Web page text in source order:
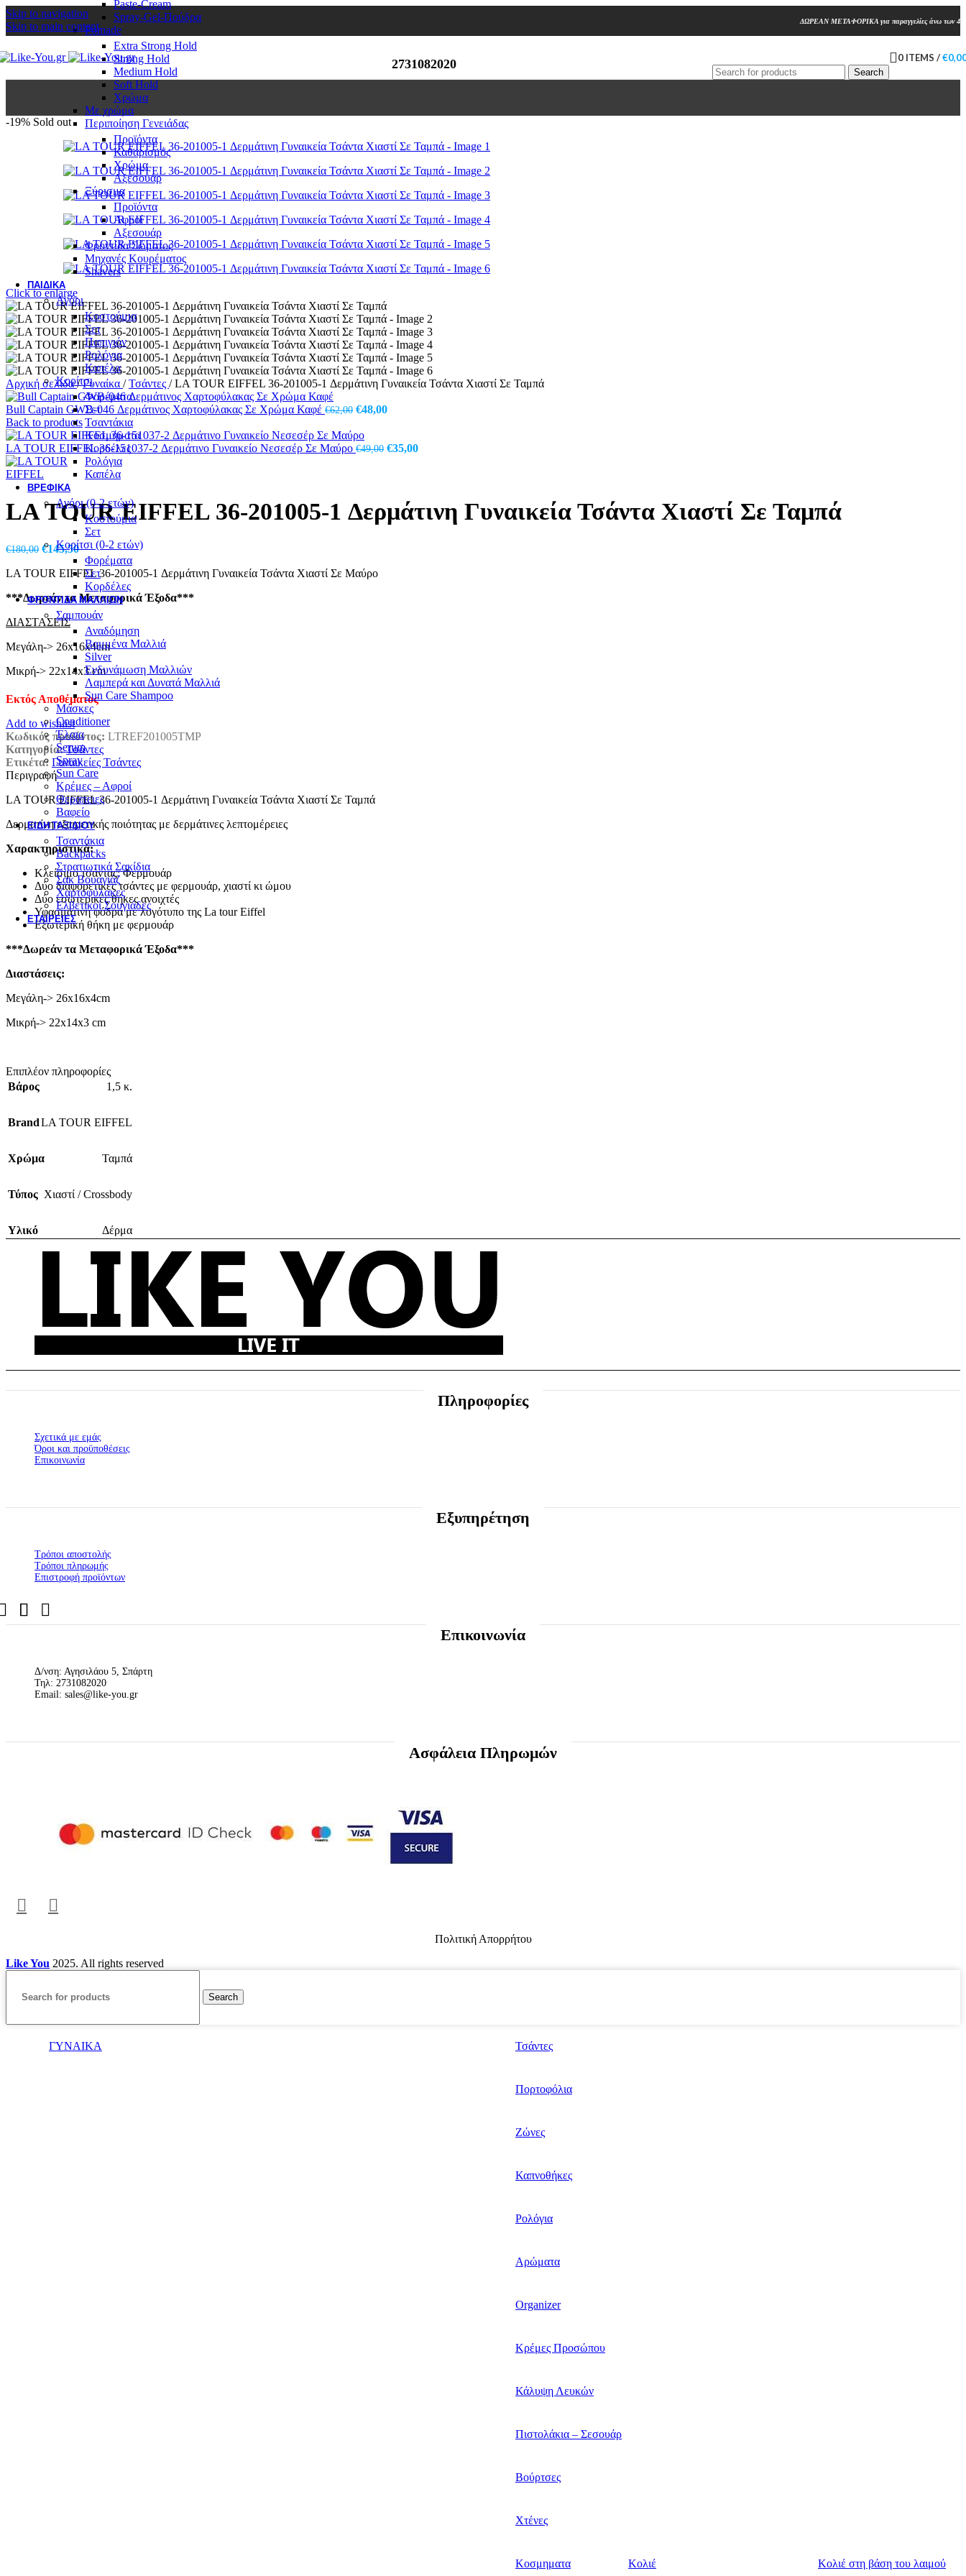
Skip to navigation
Skip to main content
ΔΩΡΕΑΝ ΜΕΤΑΦΟΡΙΚΑ για παραγγελίες άνω των
2731082020
Search
0 ITEMS /€
Paste-Cream
Spray-Gel-Πούδρα
Pomade
Extra Strong Hold
Strong Hold
Medium Hold
Soft Hold
Χρώμα
Με χρώμα
Περιποίηση Γενειάδας
Προϊόντα
Καθαρισμός
Χρώμα
Αξεσουάρ
Ξύρισμα
Προϊόντα
Αφροί
Αξεσουάρ
Φροντίδα Σώματος
Μηχανές Κουρέματος
Shavers
ΠΑΙΔΙΚΆ
Αγόρι
Κοστούμια
Σετ
Παπιγιόν
Ρολόγια
Καπέλα
Κορίτσι
Φορέματα
Σετ
Τσαντάκια
Κοσμήματα
Κορδέλες
Ρολόγια
Καπέλα
ΒΡΕΦΙΚΆ
Αγόρι (0-2 ετών)
Κοστούμια
Σετ
Κορίτσι (0-2 ετών)
Φορέματα
Σετ
Κορδέλες
ΦΡΟΝΤΙΔΑ ΜΑΛΛΙΩΝ
Σαμπουάν
Αναδόμηση
Βαμμένα Μαλλιά
Silver
Ενδυνάμωση Μαλλιών
Λαμπερά και Δυνατά Μαλλιά
Sun Care Shampoo
Μάσκες
Conditioner
Έλαια
Serum
Spray
Sun Care
Κρέμες – Αφροί
Θεραπειες
Βαφείο
ΕΊΔΗ ΤΑΞΙΔΙΟΎ
Τσαντάκια
Backpacks
Στρατιωτικά Σακίδια
Σακ Βουαγιάζ
Χαρτοφύλακες
Ελβετικοί Σουγιάδες
ΕΤΑΙΡΕΊΕΣ
-19% Sold out
Click to enlarge
Αρχική σελίδα/ Γυναίκα / Τσάντες / LA TOUR EIFFEL 36-201005-1 Δερμάτινη Γυναικεία Τσάντα Χιαστί Σε Ταμπά
Bull Captain GWB-046 Δερμάτινος Χαρτοφύλακας Σε Χρώμα Καφέ €62,00 Original
was:
€62,00.
€48,00Η
είναι:
Back to products
LA TOUR EIFFEL 36-151037-2 Δερμάτινο Γυναικείο Νεσεσέρ Σε Μαύρο €49,00 Original
€35,00Η
LA TOUR EIFFEL 36-201005-1 Δερμάτινη Γυναικεία Τσάντα Χιαστί Σε Ταμπά
€180,00 Original
was:
€180,00.
€145,50Η
τρέχουσα
τιμή
είναι:
€145,50.
LA TOUR EIFFEL 36-201005-1 Δερμάτινη Γυναικεία Τσάντα Χιαστί Σε Μαύρο
***Δωρεάν τα Μεταφορικά Έξοδα***
ΔΙΑΣΤΑΣΕΙΣ
Μεγάλη-> 26x16x4cm
Μικρή-> 22x14x3 cm
Εκτός Αποθέματος
Add to wishlist
Κωδικός προϊόντος: LTREF201005TMP
Κατηγορία: Τσάντες
Ετικέτα: Γυναικείες Τσάντες
Περιγραφή
LA TOUR EIFFEL 36-201005-1 Δερμάτινη Γυναικεία Τσάντα Χιαστί Σε Ταμπά
Δερματίνη εξαιρετικής ποιότητας με δερμάτινες λεπτομέρειες
Χαρακτηριστικά:
Κλείσιμο τσάντας: Φερμουάρ
Δύο διαφορετικές τσάντες με φερμουάρ, χιαστί κι ώμου
Δύο εσωτερικές θήκες ανοιχτές
Υφασμάτινη φόδρα με λογότυπο της La tour Eiffel
Εξωτερική θήκη με φερμουάρ
***Δωρεάν τα Μεταφορικά Έξοδα***
Διαστάσεις:
Μεγάλη-> 26x16x4cm
Μικρή-> 22x14x3 cm
Επιπλέον πληροφορίες
Βάρος
1,5 κ.
BrandLA TOUR EIFFEL
Χρώμα Ταμπά
Τύπος Χιαστί / Crossbody
Υλικό Δέρμα
Πληροφορίες
Σχετικά με εμάς
Όροι και προϋποθέσεις
Επικοινωνία
Εξυπηρέτηση
Τρόποι αποστολής
Τρόποι πληρωμής
Επιστροφή προϊόντων
Επικοινωνία
Δ/νση: Αγησιλάου 5, Σπάρτη
Τηλ: 2731082020
Email: sales@like-you.gr
Ασφάλεια Πληρωμών
Πολιτική Απορρήτου
Like You 2025. All rights reserved
Search
ΓΥΝΑΙΚΑ Τσάντες
Πορτοφόλια
Ζώνες
Καπνοθήκες
Ρολόγια
Αρώματα
Organizer
Κρέμες Προσώπου
Κάλυψη Λευκών
Πιστολάκια – Σεσουάρ
Βούρτσες
Χτένες
Κοσμηματα Κολιέ Κολιέ στη βάση του λαιμού